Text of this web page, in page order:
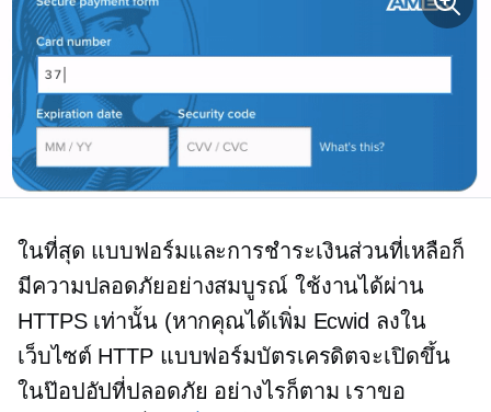
ในที่สุด แบบฟอร์มและการชำระเงินส่วนที่เหลือก็
มีความปลอดภัยอย่างสมบูรณ์ ใช้งานได้ผ่าน
HTTPS เท่านั้น (หากคุณได้เพิ่ม Ecwid ลงใน
เว็บไซต์ HTTP แบบฟอร์มบัตรเครดิตจะเปิดขึ้น
ในป๊อปอัปที่ปลอดภัย อย่างไรก็ตาม เราขอ